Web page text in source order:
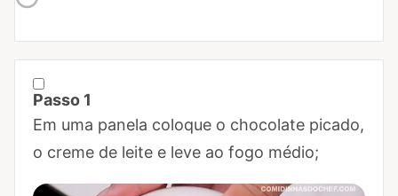
Passo 1
Marcar Passo 1 como concluído
Em uma panela coloque o chocolate picado,
o creme de leite e leve ao fogo médio;